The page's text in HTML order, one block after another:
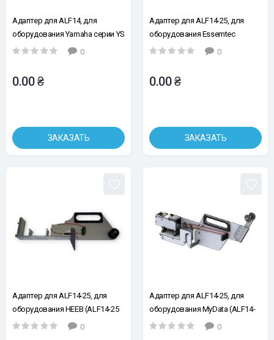
Адаптер для ALF14, для
оборудования Yamaha серии YS
(ALF14-55-YS-Yama, арт. 310847)
0
0.00 ₴
ЗАКАЗАТЬ
Адаптер для ALF14-25, для
оборудования Essemtec
(ALF14-25 Essemtec, арт.302750)
0
0.00 ₴
ЗАКАЗАТЬ
Адаптер для ALF14-25, для
оборудования HEEB (ALF14-25
HEEB, арт. 195786) 0
Адаптер для ALF14-25, для
оборудования MyData (ALF14-
25 MyData, арт. 195792)
0